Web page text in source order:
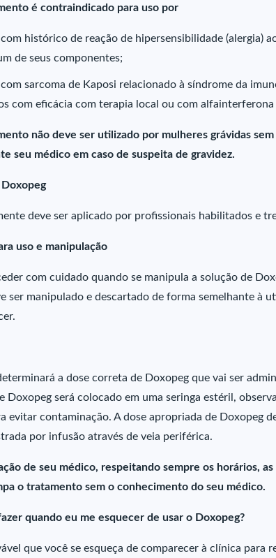
é contraindicado para uso por
com histórico de reação de hipersensibilidade (alergia)
de seus componentes;
com sarcoma de Kaposi relacionado à síndrome da
com eficácia com terapia local ou com alfainterferona
não deve ser utilizado por mulheres grávidas
seu médico em caso de suspeita de gravidez.
deve ser aplicado por profissionais habilitados e
uso e manipulação
com cuidado quando se manipula a solução de
ser manipulado e descartado de forma semelhante à
a dose correta de Doxopeg que vai ser
Doxopeg será colocado em uma seringa estéril,
evitar contaminação. A dose apropriada de Doxopeg
por infusão através de veia periférica.
de seu médico, respeitando sempre os horários,
o tratamento sem o conhecimento do seu médico.
quando eu me esquecer de usar o Doxopeg?
que você se esqueça de comparecer à clínica para